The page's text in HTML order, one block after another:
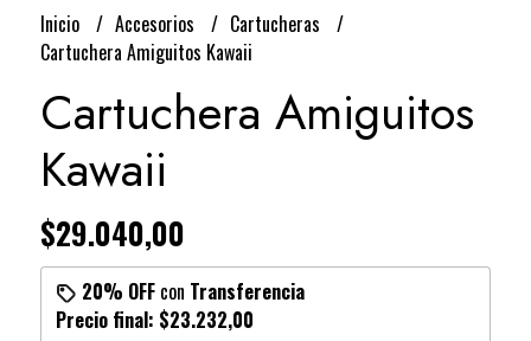
Inicio Accesorios
Cartucheras
Cartuchera Amiguitos Kawaii
Cartuchera Amiguitos
Kawaii
$29.040,00
20% OFFcon Transferencia
Precio final: $23.232,00